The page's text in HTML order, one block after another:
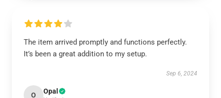
The item arrived promptly and functions perfectly.
It’s been a great addition to my setup.
Sep 6, 2024
O Opal